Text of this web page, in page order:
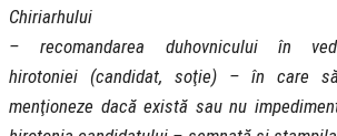
Chiriarhului
– recomandarea duhovnicului în
hirotoniei (candidat, soţie) – în care
menţioneze dacă există sau nu